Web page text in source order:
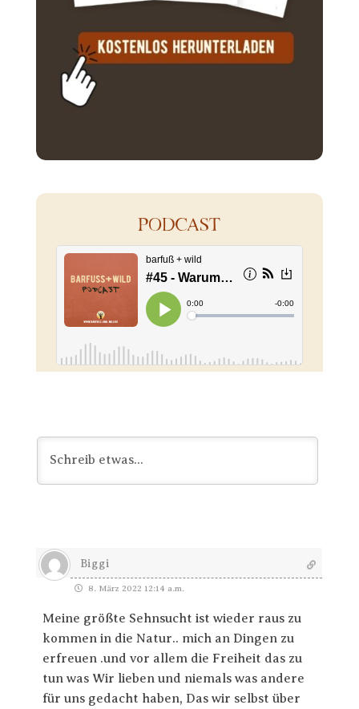
PODCAST
Biggi
8. März 2022 12:14 a.m.
Meine größte Sehnsucht ist wieder raus zu
kommen in die Natur.. mich an Dingen zu
erfreuen .und vor allem die Freiheit das zu
tun was Wir lieben und niemals was andere
für uns gedacht haben, Das wir selbst über